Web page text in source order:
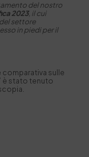
del nostro
2023, il cui
settore
in piedi per il
comparativa sulle
è stato tenuto